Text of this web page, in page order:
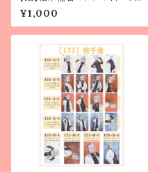
トレート≫
¥1,000